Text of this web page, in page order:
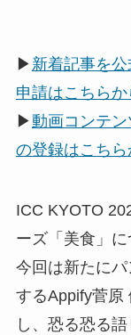
▶ 新着記事を
申請はこちらか
▶動画コンテ
の登録はこちら
ICC KYOTO
ーズ「美食」に
今回は新たに
するAppify菅原
し、恐る恐る